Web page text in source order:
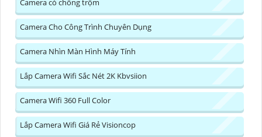
Camera có chống trộm
Camera Cho Công Trình Chuyên Dụng
Camera Nhìn Màn Hình Máy Tính
Lắp Camera Wifi Sắc Nét 2K Kbvsiion
Camera Wifi 360 Full Color
Lắp Camera Wifi Giá Rẻ Visioncop